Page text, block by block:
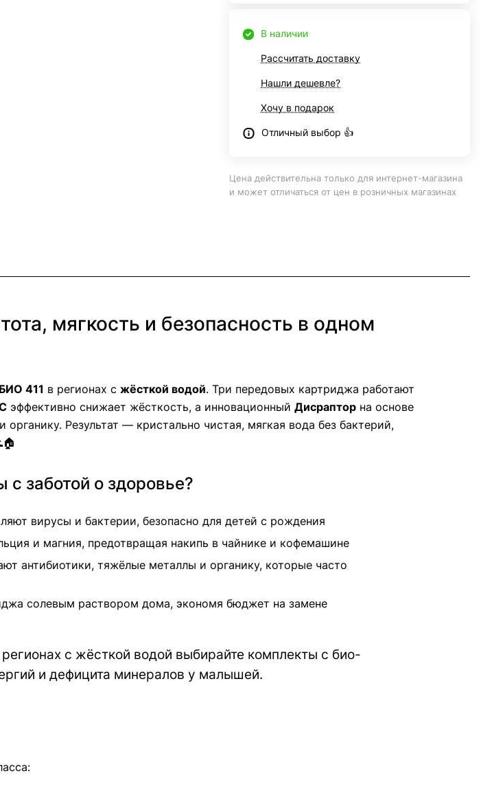
В наличии
Рассчитать доставку
Нашли дешевле?
Хочу в подарок
Отличный выбор 👍
Цена действительна только для интернет-магазина
и может отличаться от цен в розничных магазинах
мягкость и безопасность в одном
411 в регионах с жёсткой водой. Три передовых картриджа работают
эффективно снижает жёсткость, а инновационный Дисраптор на основе
Результат — кристально чистая, мягкая вода без бактерий,
заботой о здоровье?
вирусы и бактерии, безопасно для детей с рождения
и магния, предотвращая накипь в чайнике и кофемашине
антибиотики, тяжёлые металлы и органику, которые часто
солевым раствором дома, экономя бюджет на замене
с жёсткой водой выбирайте комплекты с био-
и дефицита минералов у малышей.